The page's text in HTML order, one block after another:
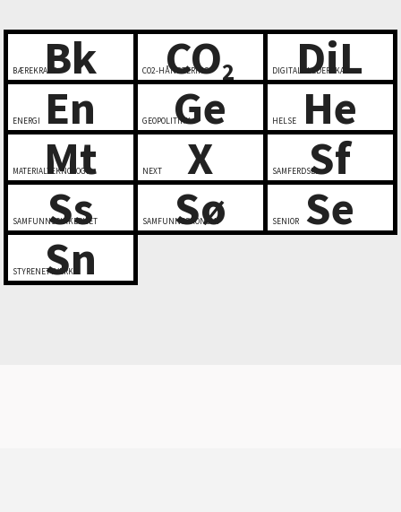
Bk
BÆREKRAFT CO2
CO2-HÅNDTERING DiL
DIGITALT LEDERSKAP
En
ENERGI Ge
GEOPOLITIKK He
HELSE
Mt
MATERIALTEKNOLOGI X
NEXT Sf
SAMFERDSEL
Ss
SAMFUNNSSIKKERHET Sø
SAMFUNNSØKONOMI Se
SENIOR
Sn
STYRENETTVERK